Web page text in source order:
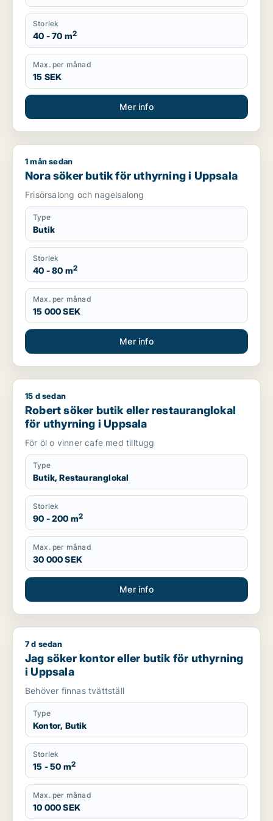
Storlek
40 - 70 m2
Max. per månad
15 SEK
Mer info
Nora söker butik för uthyrning i Uppsala
1 mån sedan
Nora söker butik för uthyrning i Uppsala
Frisörsalong och nagelsalong
Type
Butik
Storlek
40 - 80 m2
Max. per månad
15 000 SEK
Mer info
Robert söker butik eller restauranglokal för uthyrning i
15 d sedan
Robert söker butik eller restauranglokal
för uthyrning i Uppsala
För öl o vinner cafe med tilltugg
Type
Butik, Restauranglokal
Storlek
90 - 200 m2
Max. per månad
30 000 SEK
Mer info
Jag söker kontor eller butik för uthyrning i Uppsala
7 d sedan
Jag söker kontor eller butik för uthyrning
i Uppsala
Behöver finnas tvättställ
Type
Kontor, Butik
Storlek
15 - 50 m2
Max. per månad
10 000 SEK